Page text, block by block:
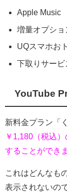
Apple Music
増量オプシ
UQスマホお
下取りサービ
YouTube
新料金プラン「
￥1,180（税込）
することができ
これはどんなも
表示されないの